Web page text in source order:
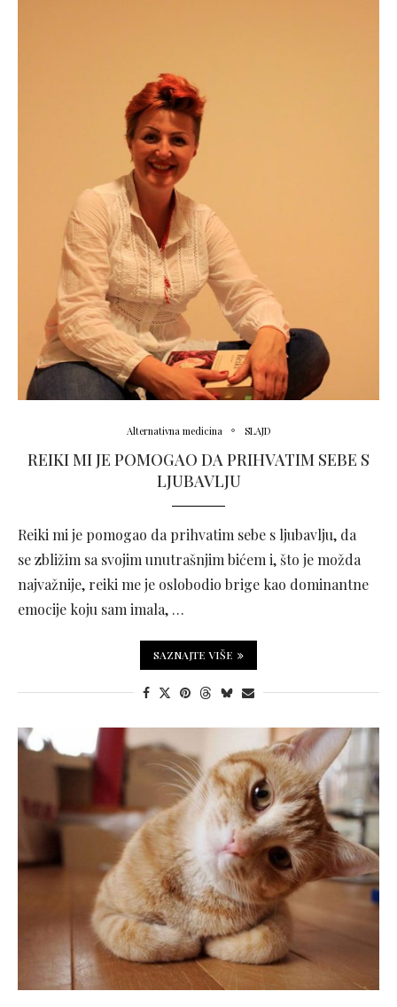
Alternativna medicina SLAJD
REIKI MI JE POMOGAO DA PRIHVATIM SEBE S
LJUBAVLJU
Reiki mi je pomogao da prihvatim sebe s ljubavlju, da
se zbližim sa svojim unutrašnjim bićem i, što je možda
najvažnije, reiki me je oslobodio brige kao dominantne
emocije koju sam imala, …
SAZNAJTE VIŠE